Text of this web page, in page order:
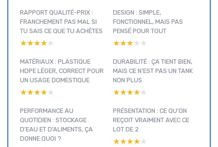
RAPPORT QUALITÉ-PRIX :
FRANCHEMENT PAS MAL SI
TU SAIS CE QUE TU ACHÈTES
★★★★★
★★★★★
DESIGN : SIMPLE,
FONCTIONNEL, MAIS PAS
PENSÉ POUR TOUT
★★★★★
★★★★★
MATÉRIAUX : PLASTIQUE
HDPE LÉGER, CORRECT POUR
UN USAGE DOMESTIQUE
★★★★★
★★★★★
DURABILITÉ : ÇA TIENT BIEN,
MAIS CE N’EST PAS UN TANK
NON PLUS
★★★★★
★★★★★
PERFORMANCE AU
QUOTIDIEN : STOCKAGE
D’EAU ET D’ALIMENTS, ÇA
DONNE QUOI ?
PRÉSENTATION : CE QU’ON
REÇOIT VRAIMENT AVEC CE
LOT DE 2
★★★★★
★★★★★